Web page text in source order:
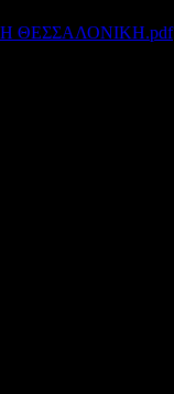
ΘΕΣΣΑΛΟΝΙΚΗ.pdf